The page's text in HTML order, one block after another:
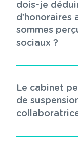
dois-je
d’honoraires
sommes
sociaux ?
Le cabinet
de